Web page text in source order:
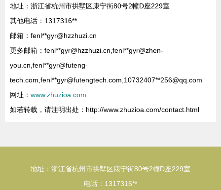
地址：浙江省杭州市拱墅区康宁街80号2幢D座229室
其他电话：1317316**
邮箱：fenl**gyr@hzzhuzi.cn
更多邮箱：fenl**gyr@hzzhuzi.cn ,fenl**gyr@zhen-
you.cn ,fenl**gyr@futeng-
tech.com ,fenl**gyr@futengtech.com ,10732407**256@qq.com
网址： www.zhuzioa.com
如若转载，请注明出处：http://www.zhuzioa.com/contact.html
地址：浙江省杭州市拱墅区康宁街80号2幢D座229室
电话：1317316**